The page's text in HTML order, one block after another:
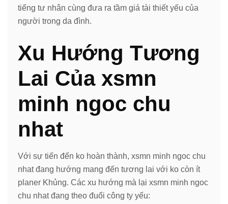
tiếng tư nhân cùng đưa ra tầm giá tài thiết yếu của
người trong da đình.
Xu Hướng Tương
Lai Của xsmn
minh ngoc chu
nhat
Với sự tiến đến ko hoàn thành, xsmn minh ngoc chu
nhat đang hướng mang đến tương lai với ko còn ít
planer Khủng. Các xu hướng mà lại xsmn minh ngoc
chu nhat đang theo đuổi công ty yếu: